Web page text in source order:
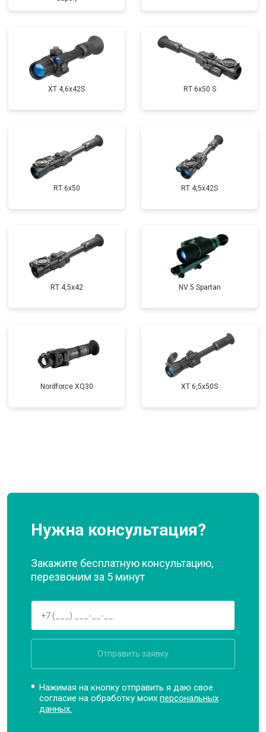
XT 4,6x42S RT 6x50 S
RT 6x50 RT 4,5х42S
RT 4,5х42 NV 5 Spartan
Nordforce XQ30 XT 6,5x50S
Нужна консультация?
Закажите бесплатную консультацию,
перезвоним за 5 минут
Отправить заявку
Нажимая на кнопку отправить я даю свое
согласие на обработку моихперсональных
данных.